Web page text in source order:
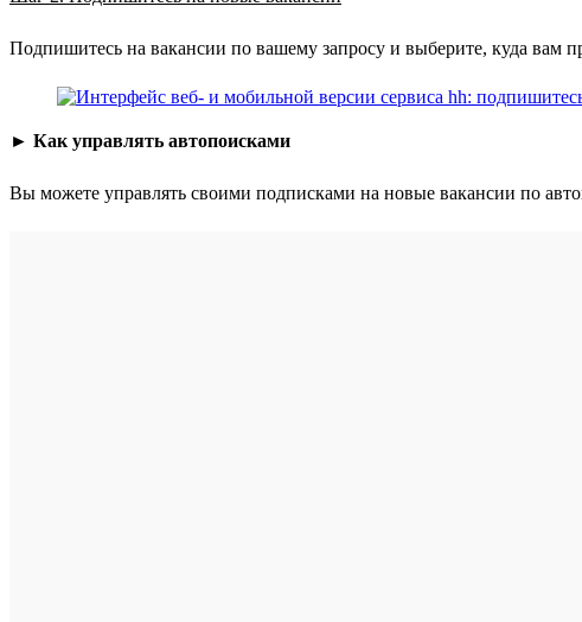
Подпишитесь на вакансии по вашему запросу и выберите, куда вам
► Как управлять автопоисками
Вы можете управлять своими подписками на новые вакансии по